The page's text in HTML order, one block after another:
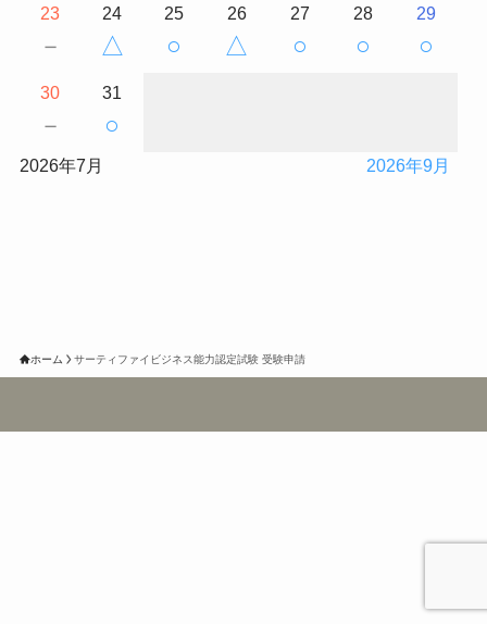
23
－
24
△
25
○
26
△
27
○
28
○
29
○
30
－
31
○
2026年7月 2026年9月
ホーム サーティファイビジネス能力認定試験 受験申請